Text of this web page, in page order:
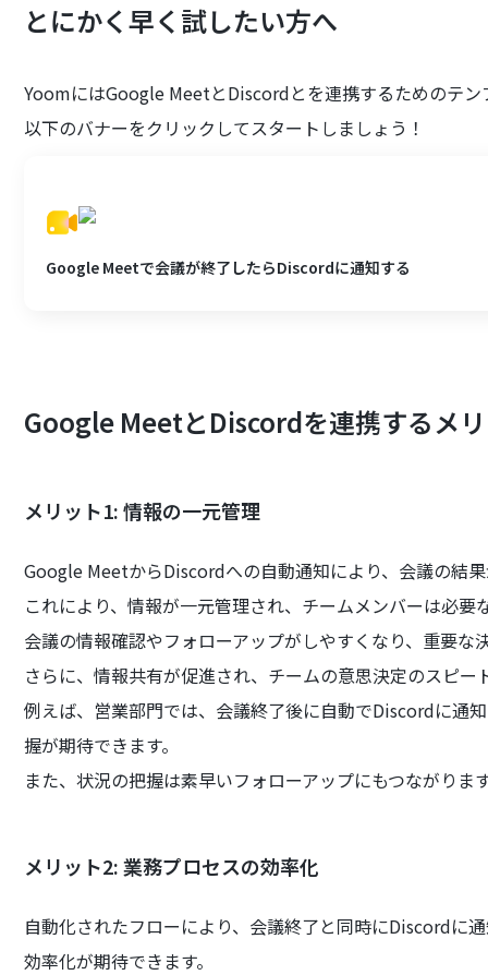
とにかく早く試したい方へ
YoomにはGoogle MeetとDiscordとを連携するためのテ
以下のバナーをクリックしてスタートしましょう！
Google Meetで会議が終了したらDiscordに通知する
Google MeetとDiscordを連携するメ
メリット1: 情報の一元管理
Google MeetからDiscordへの自動通知により、会議の結
これにより、情報が一元管理され、チームメンバーは必要
会議の情報確認やフォローアップがしやすくなり、重要な
さらに、情報共有が促進され、チームの意思決定のスピー
例えば、営業部門では、会議終了後に自動でDiscordに通
握が期待できます。
また、状況の把握は素早いフォローアップにもつながりま
メリット2: 業務プロセスの効率化
自動化されたフローにより、会議終了と同時にDiscordに
効率化が期待できます。